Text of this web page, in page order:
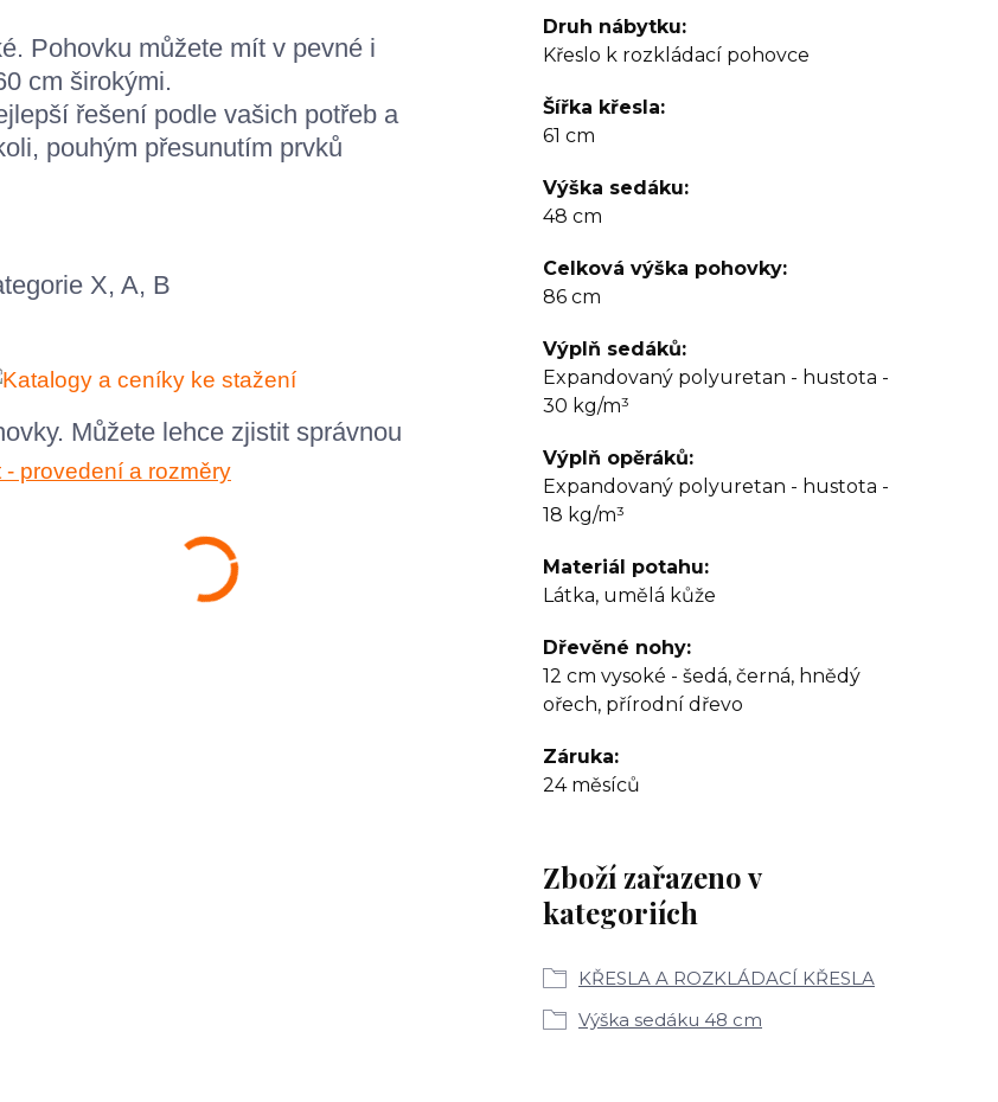
Pohovku můžete mít v pevné i
cm širokými.
řešení podle vašich potřeb a
pouhým přesunutím prvků
X, A, B
Můžete lehce zjistit správnou
Druh nábytku
Křeslo k rozkládací pohovce
Šířka křesla
61 cm
Výška sedáku
48 cm
Celková výška pohovky
86 cm
Výplň sedáků
Expandovaný polyuretan - hustota -
30 kg/m³
Výplň opěráků
Expandovaný polyuretan - hustota -
18 kg/m³
Materiál potahu
Látka, umělá kůže
Dřevěné nohy
12 cm vysoké - šedá, černá, hnědý
ořech, přírodní dřevo
Záruka
24 měsíců
Zboží zařazeno v
kategoriích
KŘESLA A ROZKLÁDACÍ KŘESLA
Výška sedáku 48 cm